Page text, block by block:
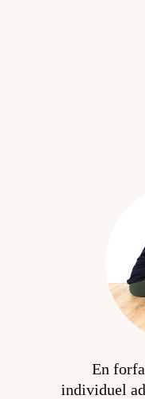
En
individuel